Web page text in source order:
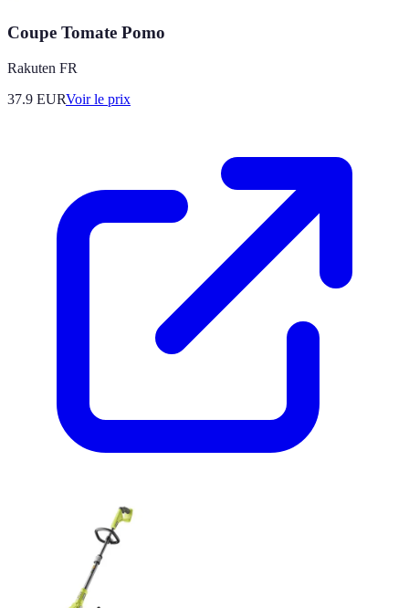
Coupe Tomate Pomo
Rakuten FR
37.9 EURVoir le prix